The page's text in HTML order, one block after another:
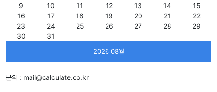
2026 08월
9
10 11 12 13 14
15
16
17 18 19 20 21
22
23
24 25 26 27 28
29
30
31
문의 : mail@calculate.co.kr